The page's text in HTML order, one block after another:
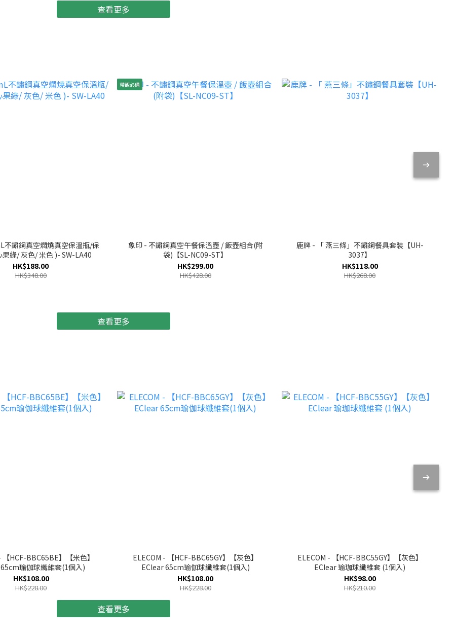
查看更多
果綠/ 灰色/ 米色 )- SW-LA40
HK$188.00
HK$348.00
帶飯必備
象印 - 不鏽鋼真空午餐保溫壺 / 飯壺組合(附
袋)【SL-NC09-ST】
HK$299.00
HK$428.00
鹿牌 - 「 燕三條」不鏽鋼餐具套裝【UH-
3037】
HK$118.00
HK$268.00
查看更多
【HCF-BBC65BE】【米色】
瑜伽球纖維套(1個入)
HK$108.00
HK$228.00
ELECOM - 【HCF-BBC65GY】【灰色】
EClear 65cm瑜伽球纖維套(1個入)
HK$108.00
HK$228.00
ELECOM - 【HCF-BBC55GY】【灰色】
EClear 瑜珈球纖維套 (1個入)
HK$98.00
HK$210.00
查看更多